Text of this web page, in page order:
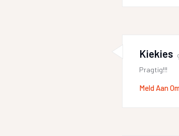
Kiekies
Pragtig!!!
Meld Aan